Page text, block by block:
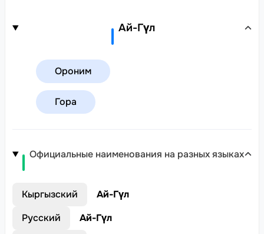
Ай-Гүл
Ороним
Гора
Официальные наименования на разных языках
Кыргызский
Ай-Гүл
Русский
Ай-Гүл